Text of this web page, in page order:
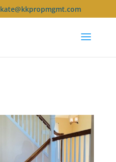
kate@kkpropmgmt.com